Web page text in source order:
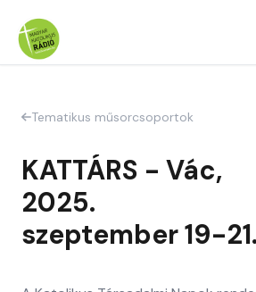
Tematikus műsorcsoportok
KATTÁRS - Vác,
2025.
szeptember 19-21.